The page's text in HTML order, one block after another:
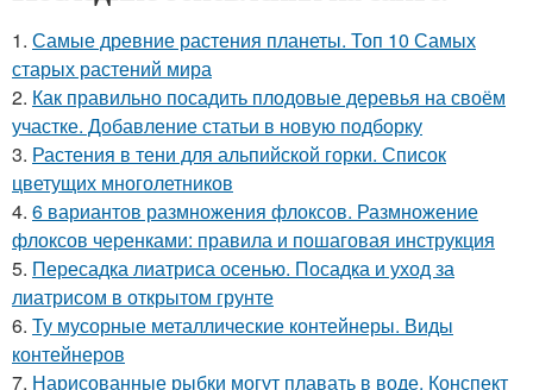
1. Самые древние растения планеты. Топ 10 Самых
старых растений мира
2. Как правильно посадить плодовые деревья на своём
участке. Добавление статьи в новую подборку
3. Растения в тени для альпийской горки. Список
цветущих многолетников
4. 6 вариантов размножения флоксов. Размножение
флоксов черенками: правила и пошаговая инструкция
5. Пересадка лиатриса осенью. Посадка и уход за
лиатрисом в открытом грунте
6. Ту мусорные металлические контейнеры. Виды
контейнеров
7. Нарисованные рыбки могут плавать в воде. Конспект